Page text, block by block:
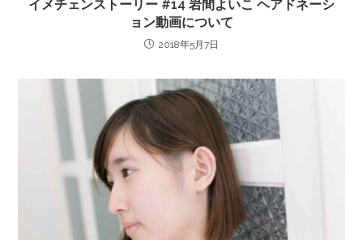
イメチェンストーリー #14 岩間よいこ ヘアドネーシ
ョン動画について
2018年5月7日